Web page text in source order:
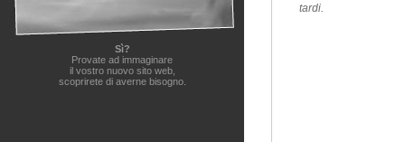
Sì?
Provate ad immaginare
il vostro nuovo sito web,
scoprirete di averne bisogno.
tardi.